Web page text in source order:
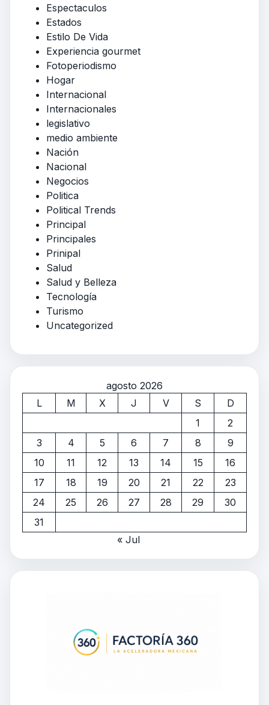
Espectaculos
Estados
Estilo De Vida
Experiencia gourmet
Fotoperiodismo
Hogar
Internacional
Internacionales
legislativo
medio ambiente
Nación
Nacional
Negocios
Politica
Political Trends
Principal
Principales
Prinipal
Salud
Salud y Belleza
Tecnología
Turismo
Uncategorized
agosto 2026
L
M X J V S
D
1
2
3
4 5 6 7 8
9
10
11 12 13 14 15
16
17
18 19 20 21 22
23
24
25 26 27 28 29
30
31
« Jul